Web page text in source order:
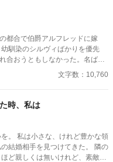
都合で伯爵アルフレッドに嫁
馴染のシルヴィばかりを優先
合おうともしなかった。名ばか
経営まで立て直しても、彼にと
でしかない。 やがて結婚
る会話を聞いてしまったレティ
う、この結婚には見切りをつけ
がら、自分の力で生きる穏やか
出会ったのは、身分ではなく一
る青年医師ノアだった。 一
文字数：10,760
時、私は
かな領
結婚相手を見つけてきた。 隣の
ど親しくは無いけれど、素敵な